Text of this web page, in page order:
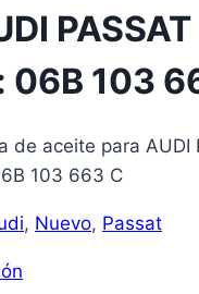
06B 103
de aceite para AUDI
103 663 C
, Nuevo, Passat